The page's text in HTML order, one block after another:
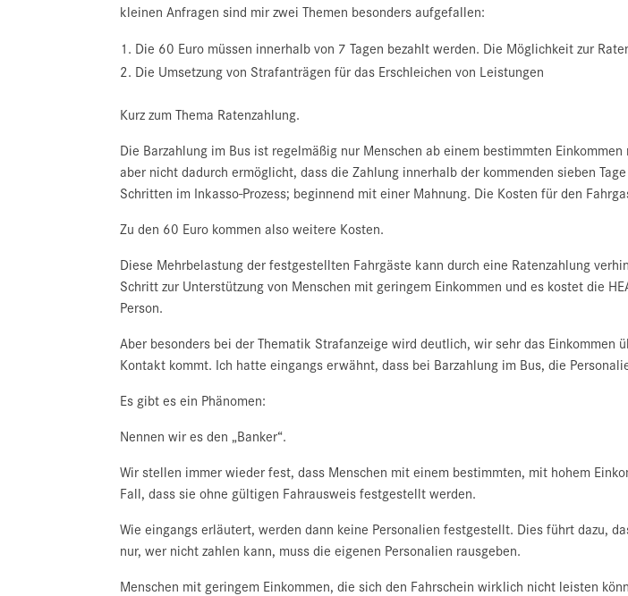
kleinen Anfragen sind mir zwei Themen besonders aufgefallen:
Die 60 Euro müssen innerhalb von 7 Tagen bezahlt werden. Die Möglichkeit zur
Die Umsetzung von Strafanträgen für das Erschleichen von Leistungen
Kurz zum Thema Ratenzahlung.
Die Barzahlung im Bus ist regelmäßig nur Menschen ab einem bestimmten
aber nicht dadurch ermöglicht, dass die Zahlung innerhalb der kommenden sieben
Schritten im Inkasso-Prozess; beginnend mit einer Mahnung. Die Kosten für den
Zu den 60 Euro kommen also weitere Kosten.
Diese Mehrbelastung der festgestellten Fahrgäste kann durch eine Ratenzahlung
Schritt zur Unterstützung von Menschen mit geringem Einkommen und es kostet die
Person.
Aber besonders bei der Thematik Strafanzeige wird deutlich, wir sehr das
Kontakt kommt. Ich hatte eingangs erwähnt, dass bei Barzahlung im Bus, die
Es gibt es ein Phänomen:
Nennen wir es den „Banker“.
Wir stellen immer wieder fest, dass Menschen mit einem bestimmten, mit hohem
Fall, dass sie ohne gültigen Fahrausweis festgestellt werden.
Wie eingangs erläutert, werden dann keine Personalien festgestellt. Dies führt dazu,
nur, wer nicht zahlen kann, muss die eigenen Personalien rausgeben.
Menschen mit geringem Einkommen, die sich den Fahrschein wirklich nicht leisten